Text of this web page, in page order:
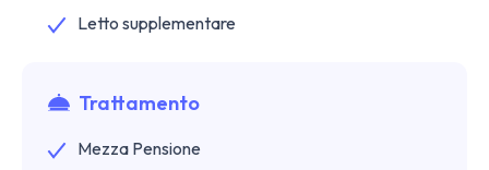
Letto supplementare
Trattamento
Mezza Pensione